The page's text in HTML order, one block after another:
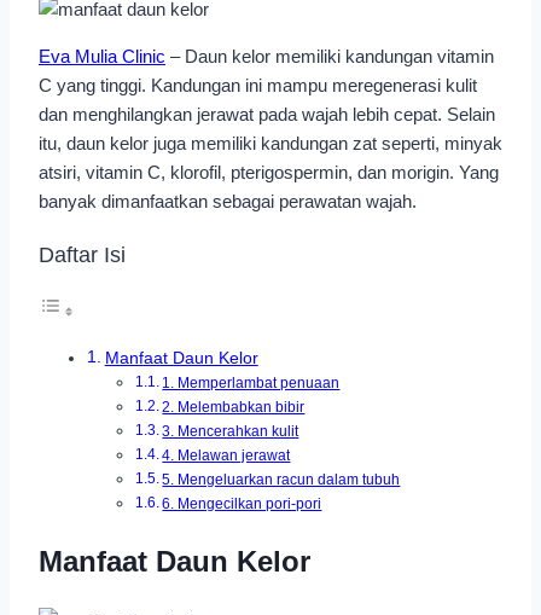
Eva Mulia Clinic – Daun kelor memiliki kandungan vitamin
C yang tinggi. Kandungan ini mampu meregenerasi kulit
dan menghilangkan jerawat pada wajah lebih cepat. Selain
itu, daun kelor juga memiliki kandungan zat seperti, minyak
atsiri, vitamin C, klorofil, pterigospermin, dan morigin. Yang
banyak dimanfaatkan sebagai perawatan wajah.
Daftar Isi
Manfaat Daun Kelor
1. Memperlambat penuaan
2. Melembabkan bibir
3. Mencerahkan kulit
4. Melawan jerawat
5. Mengeluarkan racun dalam tubuh
6. Mengecilkan pori-pori
Manfaat Daun Kelor